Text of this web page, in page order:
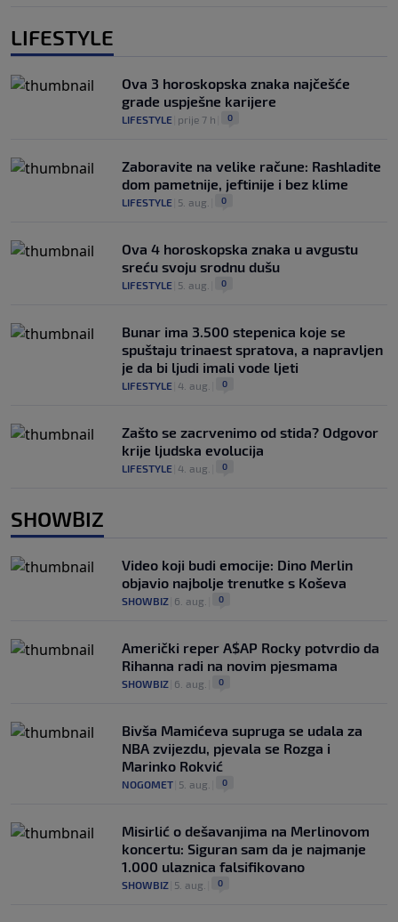
LIFESTYLE
Ova 3 horoskopska znaka najčešće
grade uspješne karijere
LIFESTYLE prije 7 h 0
Zaboravite na velike račune: Rashladite
dom pametnije, jeftinije i bez klime
LIFESTYLE 5. aug. 0
Ova 4 horoskopska znaka u avgustu
sreću svoju srodnu dušu
LIFESTYLE 5. aug. 0
Bunar imа 3.500 stepenica koje se
spuštaju trinaest spratova, a napravljen
je da bi ljudi imali vode ljeti
LIFESTYLE 4. aug. 0
Zašto se zacrvenimo od stida? Odgovor
krije ljudska evolucija
LIFESTYLE 4. aug. 0
SHOWBIZ
Video koji budi emocije: Dino Merlin
objavio najbolje trenutke s Koševa
SHOWBIZ 6. aug. 0
Američki reper A$AP Rocky potvrdio da
Rihanna radi na novim pjesmama
SHOWBIZ 6. aug. 0
Bivša Mamićeva supruga se udala za
NBA zvijezdu, pjevala se Rozga i
Marinko Rokvić
NOGOMET 5. aug. 0
Misirlić o dešavanjima na Merlinovom
koncertu: Siguran sam da je najmanje
1.000 ulaznica falsifikovano
SHOWBIZ 5. aug. 0